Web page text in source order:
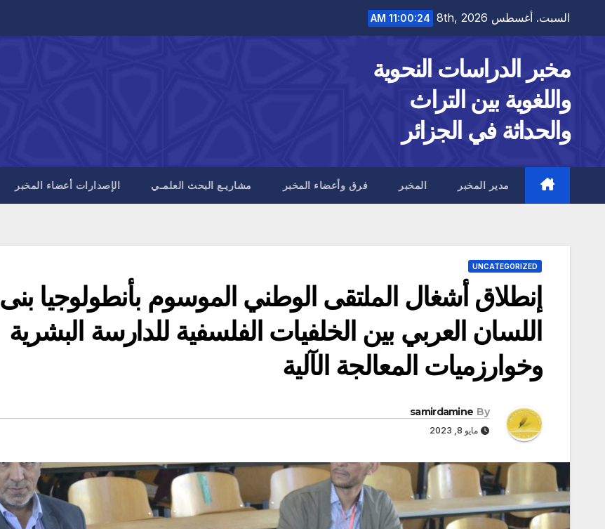
السبت. أغسطس 8th, 2026 11:00:27 AM
مخبر الدراسات النحوية
واللغوية بين التراث
والحداثة في الجزائر
مدير المخبر المخبر فرق وأعضاء المخبر مشاريـع البحث العلمـي الإصدارات أعضاء المخبر
UNCATEGORIZED
إنطلاق أشغال الملتقى الوطني الموسوم بأنطولوجيا بنى
اللسان العربي بين الخلفيات الفلسفية للدارسة البشرية
وخوارزميات المعالجة الآلية
By
samirdamine
مايو 8, 2023